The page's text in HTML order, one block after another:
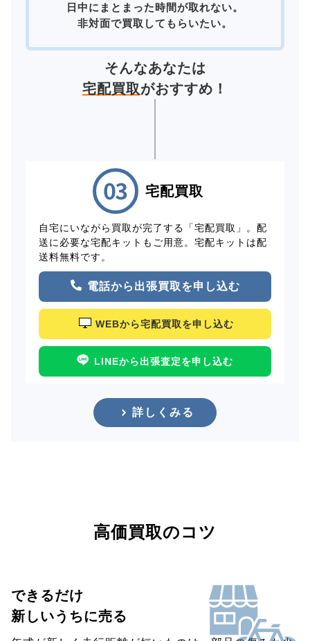
日中にまとまった時間が取れない。
非対面で買取してもらいたい。
そんなあなたは
宅配買取がおすすめ！
宅配買取
自宅にいながら買取が完了する「宅配買取」。配
送に必要な宅配キットもご用意。宅配キットは配
送料無料です。
電話から出張買取を申し込む
WEBから宅配買取を申し込む
LINEから出張査定を申し込む
詳しくみる
高価買取のコツ
できるだけ
新しいうちに売る